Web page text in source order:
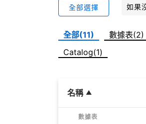
全部選擇 如果
全部(11) 數據表(2)
Catalog(1)
名稱
數據表